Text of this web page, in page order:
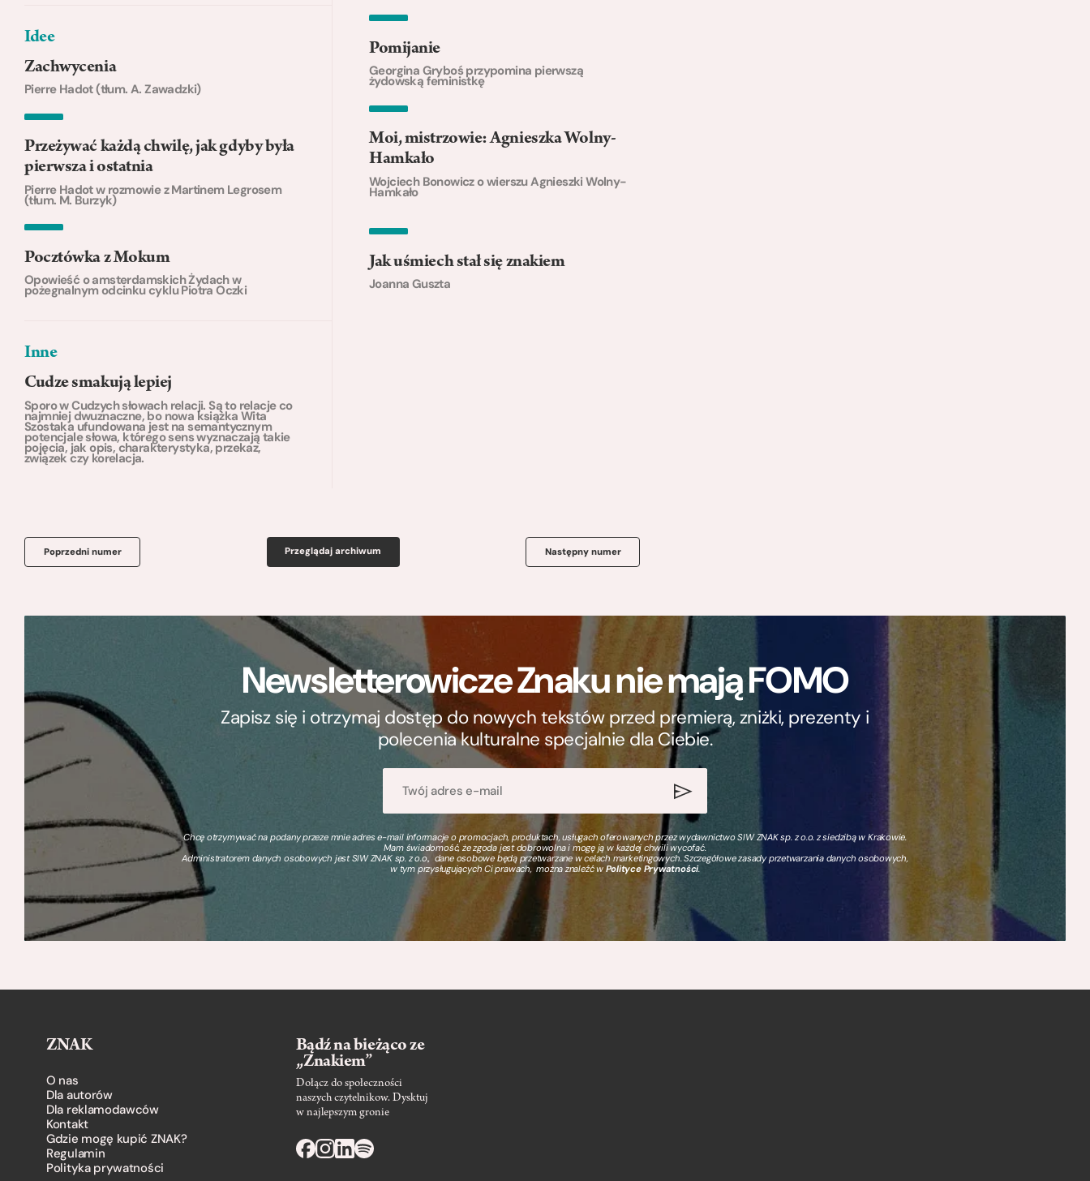
Idee
Zachwycenia
Pierre Hadot (tłum. A. Zawadzki)
Przeżywać każdą chwilę, jak gdyby była
pierwsza i ostatnia
Pierre Hadot w rozmowie z Martinem Legrosem
(tłum. M. Burzyk)
Pocztówka z Mokum
Opowieść o amsterdamskich Żydach w
pożegnalnym odcinku cyklu Piotra Oczki
Inne
Cudze smakują lepiej
Sporo w Cudzych słowach relacji. Są to relacje co
najmniej dwuznaczne, bo nowa książka Wita
Szostaka ufundowana jest na semantycznym
potencjale słowa, którego sens wyznaczają takie
pojęcia, jak opis, charakterystyka, przekaz,
związek czy korelacja.
Pomijanie
Georgina Gryboś przypomina pierwszą
żydowską feministkę
Moi, mistrzowie: Agnieszka Wolny-
Hamkało
Wojciech Bonowicz o wierszu Agnieszki Wolny-
Hamkało
Jak uśmiech stał się znakiem
Joanna Guszta
Poprzedni numer Przeglądaj archiwum Następny numer
Newsletterowicze Znaku nie mają FOMO
Zapisz się i otrzymaj dostęp do nowych tekstów przed premierą, zniżki, prezenty i
polecenia kulturalne specjalnie dla Ciebie.
Chcę otrzymywać na podany przeze mnie adres e-mail informacje o promocjach, produktach, usługach oferowanych przez wydawnictwo SIW ZNAK sp. z o.o. z siedzibą w Krakowie.
Mam świadomość, że zgoda jest dobrowolna i mogę ją w każdej chwili wycofać.
Administratorem danych osobowych jest SIW ZNAK sp. z o.o., dane osobowe będą przetwarzane w celach marketingowych. Szczegółowe zasady przetwarzania danych osobowych,
w tym przysługujących Ci prawach, można znaleźć wPolityce Prywatności.
ZNAK
O nas
Dla autorów
Dla reklamodawców
Kontakt
Gdzie mogę kupić ZNAK?
Regulamin
Polityka prywatności
Bądź na bieżąco ze
„Znakiem”
Dołącz do społeczności
naszych czytelnikow. Dysktuj
w najlepszym gronie